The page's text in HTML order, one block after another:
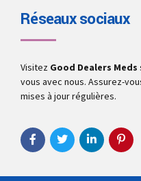
Réseaux sociaux
Visitez Good Dealers Meds
vous avec nous. Assurez-
mises à jour régulières.